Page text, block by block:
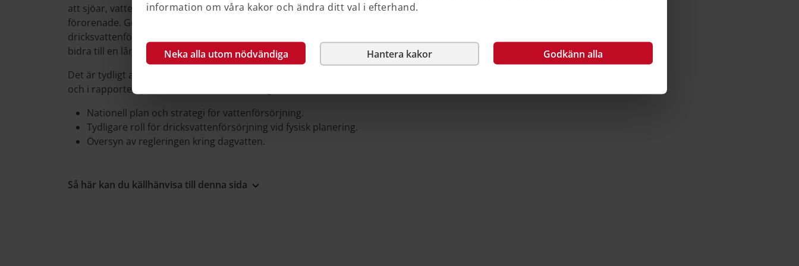
information om våra kakor och ändra ditt val i efterhand.
Neka alla utom nödvändiga Hantera kakor Godkänn alla
att sjöar, vattendrag och grundvatten som används för dricksvatten kan bli
förorenade. Genomtänkt planering är viktigt för att bidra till en långsiktigt trygg
dricksvattenförsörjning. Boverket har analyserat lägesbild, behov och möjligheter att
bidra till en långsiktigt trygg vattenförsörjning genom insatser vid fysisk planering.
Det är tydligt att hushållningen med mark- och vattenområden behöver utvecklas
och i rapporten presenteras tre huvudförslag:
Nationell plan och strategi för vattenförsörjning.
Tydligare roll för dricksvattenförsörjning vid fysisk planering.
Översyn av regleringen kring dagvatten.
Så här kan du källhänvisa till denna sida